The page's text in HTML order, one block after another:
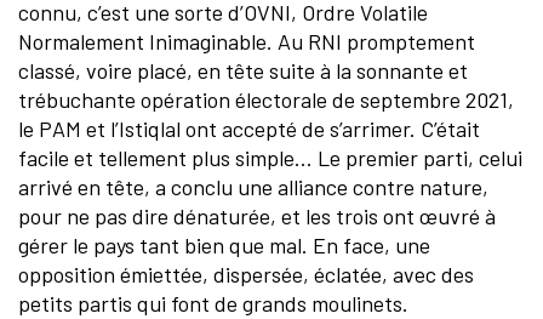
connu, c’est une sorte d’OVNI, Ordre Volatile
Normalement Inimaginable. Au RNI promptement
classé, voire placé, en tête suite à la sonnante et
trébuchante opération électorale de septembre 2021,
le PAM et l’Istiqlal ont accepté de s’arrimer. C’était
facile et tellement plus simple… Le premier parti, celui
arrivé en tête, a conclu une alliance contre nature,
pour ne pas dire dénaturée, et les trois ont œuvré à
gérer le pays tant bien que mal. En face, une
opposition émiettée, dispersée, éclatée, avec des
petits partis qui font de grands moulinets.